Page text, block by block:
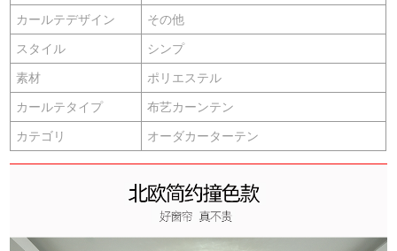
カールテデザイン その他
スタイル シンプ
素材 ポリエステル
カールテタイプ 布艺カーンテン
カテゴリ オーダカーターテン